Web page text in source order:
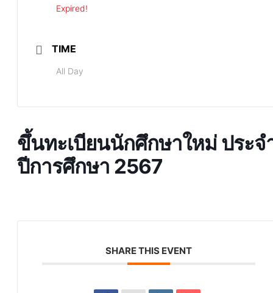
Expired!
TIME
All Day
ขึ้นทะเบียนนักศึกษาใหม่ ประจ
ปีการศึกษา 2567
SHARE THIS EVENT